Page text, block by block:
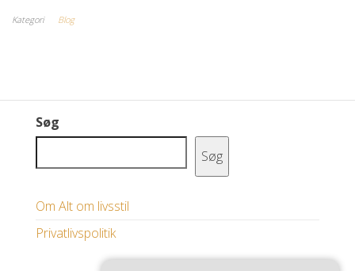
Kategori Blog
Søg
Søg
Om Alt om livsstil
Privatlivspolitik